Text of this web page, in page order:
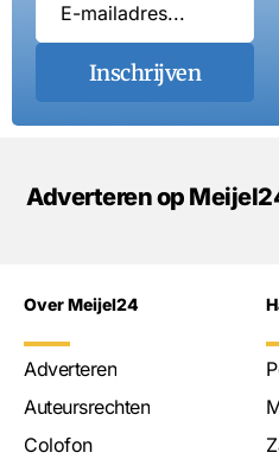
Inschrijven
Adverteren op
Over Meijel24
Adverteren
Auteursrechten
Colofon